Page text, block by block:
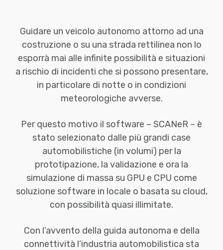
contentGuidare un veicolo autonomo attorno ad una
costruzione o su una strada rettilinea non lo
esporrà mai alle infinite possibilità e situazioni
a rischio di incidenti che si possono presentare,
in particolare di notte o in condizioni
meteorologiche avverse.
Per questo motivo il software – SCANeR – è
stato selezionato dalle più grandi case
automobilistiche (in volumi) per la
prototipazione, la validazione e ora la
simulazione di massa su GPU e CPU come
soluzione software in locale o basata su cloud,
con possibilità quasi illimitate.
Con l’avvento della guida autonoma e della
connettività l’industria automobilistica sta